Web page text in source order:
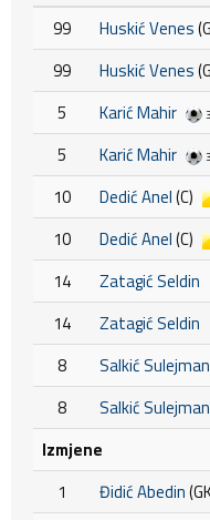
99 Huskić Venes
99
Huskić Venes
5
Karić Mahir
5 Karić Mahir
10 Dedić Anel(C)
10 Dedić Anel(C)
14
Zatagić Seldin
14
Zatagić Seldin
8
Salkić Sulejman
8
Salkić Sulejman
Izmjene
1
Đidić Abedin